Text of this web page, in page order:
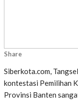
Share
Siberkota.com,
kontestasi Pemilihan
Provinsi Banten